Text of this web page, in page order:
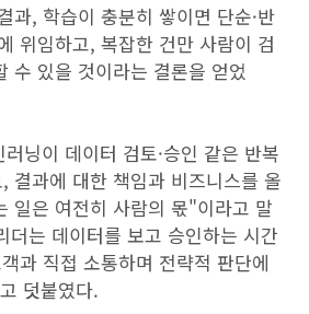
과, 학습이 충분히 쌓이면 단순·반
위임하고, 복잡한 건만 사람이 검
수 있을 것이라는 결론을 얻었
닝이 데이터 검토·승인 같은 반복
결과에 대한 책임과 비즈니스를 올
일은 여전히 사람의 몫"이라고 말
더는 데이터를 보고 승인하는 시간
과 직접 소통하며 전략적 판단에
덧붙였다.